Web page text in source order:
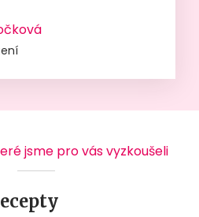
jsme pro vás vyzkoušeli